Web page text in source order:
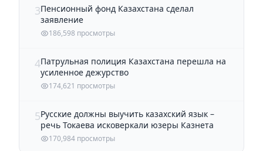
3Пенсионный фонд Казахстана сделал
заявление
186,598 просмотры
4Патрульная полиция Казахстана перешла на
усиленное дежурство
174,621 просмотры
5Русские должны выучить казахский язык –
речь Токаева исковеркали юзеры Казнета
170,984 просмотры